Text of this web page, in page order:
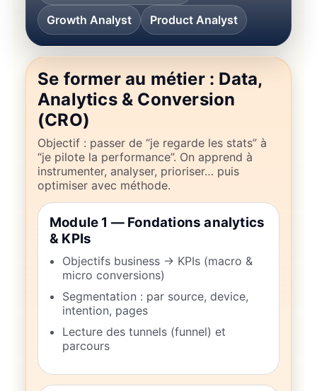
Growth Analyst Product Analyst
Se former au métier : Data,
Analytics & Conversion
(CRO)
Objectif : passer de “je regarde les stats” à
“je pilote la performance”. On apprend à
instrumenter, analyser, prioriser… puis
optimiser avec méthode.
Module 1 — Fondations analytics
& KPIs
Objectifs business → KPIs (macro &
micro conversions)
Segmentation : par source, device,
intention, pages
Lecture des tunnels (funnel) et
parcours